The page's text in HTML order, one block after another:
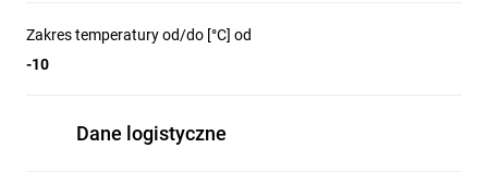
Zakres temperatury od/do [°C] od
-10
Dane logistyczne